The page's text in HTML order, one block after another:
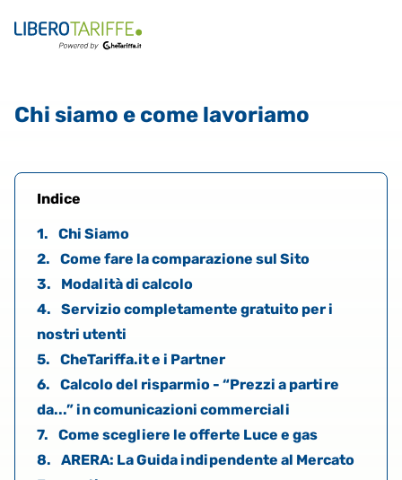
Chi siamo e come lavoriamo
Indice
1.
Chi Siamo
2.
Come fare la comparazione sul Sito
3.
Modalità di calcolo
4.
Servizio completamente gratuito per i
nostri utenti
5.
CheTariffa.it e i Partner
6.
Calcolo del risparmio - “Prezzi a partire
da...” in comunicazioni commerciali
7.
Come scegliere le offerte Luce e gas
8.
ARERA: La Guida indipendente al Mercato